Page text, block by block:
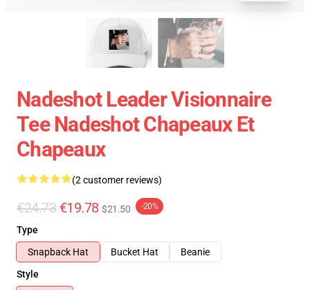
Nadeshot Leader Visionnaire
Tee Nadeshot Chapeaux Et
Chapeaux
(2 customer reviews)
€24.73 €19.78 $21.50 -20%
Type
Snapback Hat
Bucket Hat
Beanie
Style